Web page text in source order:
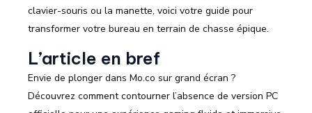
clavier-souris ou la manette, voici votre guide pour
transformer votre bureau en terrain de chasse épique.
L’article en bref
Envie de plonger dans Mo.co sur grand écran ?
Découvrez comment contourner l’absence de version PC